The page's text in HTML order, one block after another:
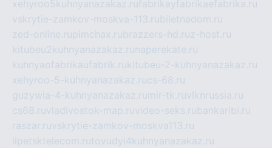
xehyroo5kuhnyanazakaz.rufabrikayfabrikaefabrika.ru
vskrytie-zamkov-moskva-113.rubiletnadom.ru
zed-online.rupimchax.rubrazzers-hd.ruz-host.ru
kitubeu2kuhnyanazakaz.ru naperekate.ru
kuhnyaofabrikaufabrik.rukitubeu-2-kuhnyanazakaz.ru
xehyroo-5-kuhnyanazakaz.rucs-68.ru
guzywia-4-kuhnyanazakaz.ru mir-tk.ruvlknrussia.ru
cs68.ruvladivostok-map.ruvideo-seks.rubankaribi.ru
raszar.ruvskrytie-zamkov-moskva113.ru
lipetsktelecom.rutovudyi4kuhnyanazakaz.ru